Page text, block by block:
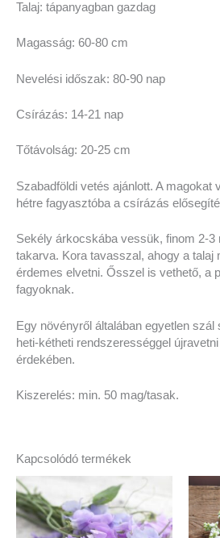
Talaj: tápanyagban gazdag
Magasság: 60-80 cm
Nevelési időszak: 80-90 nap
Csírázás: 14-21 nap
Tőtávolság: 20-25 cm
Szabadföldi vetés ajánlott. A magokat
hétre fagyasztóba a csírázás
Sekély árkocskába vessük, finom 2-3
takarva. Kora tavasszal, ahogy a talaj
érdemes elvetni. Ősszel is vethető, a
fagyoknak.
Egy növényről általában egyetlen szál
heti-kétheti rendszerességgel
érdekében.
Kiszerelés: min. 50 mag/tasak.
Kapcsolódó termékek